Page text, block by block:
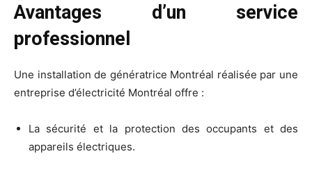
Avantages d’un service
professionnel
Une installation de génératrice Montréal réalisée par une
entreprise d’électricité Montréal offre :
La sécurité et la protection des occupants et des
appareils électriques.